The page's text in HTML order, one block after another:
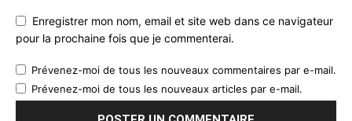
Enregistrer mon nom, email et site web dans ce navigateur
pour la prochaine fois que je commenterai.
Prévenez-moi de tous les nouveaux commentaires par e-mail.
Prévenez-moi de tous les nouveaux articles par e-mail.